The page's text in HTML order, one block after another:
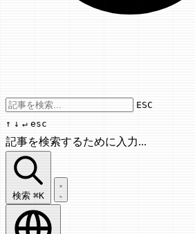
Use arrow
ESC
↑ ↓ ↵ esc
記事を検索するために入力...
記事を検索...
検索 ⌘K